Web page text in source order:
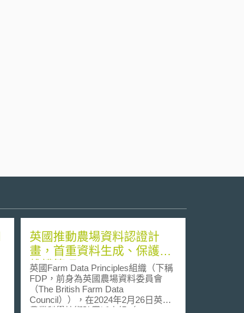
英國推動農場資料認證計
畫，首重資料生成、保護與
維護管理
英國Farm Data Principles組織（下稱
FDP，前身為英國農場資料委員會
（The British Farm Data
Council）），在2024年2月26日英國
農業科學技術跨黨派小組（All Party